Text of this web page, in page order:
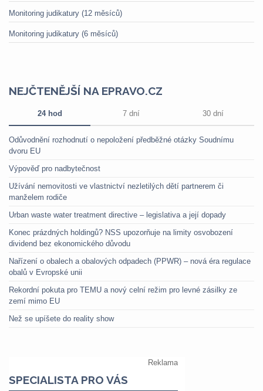
Monitoring judikatury (12 měsíců)
Monitoring judikatury (6 měsíců)
NEJČTENĚJŠÍ NA EPRAVO.CZ
24 hod 7 dní 30 dní
Odůvodnění rozhodnutí o nepoložení předběžné otázky Soudnímu
dvoru EU
Výpověď pro nadbytečnost
Užívání nemovitosti ve vlastnictví nezletilých dětí partnerem či
manželem rodiče
Urban waste water treatment directive – legislativa a její dopady
Konec prázdných holdingů? NSS upozorňuje na limity osvobození
dividend bez ekonomického důvodu
Nařízení o obalech a obalových odpadech (PPWR) – nová éra regulace
obalů v Evropské unii
Rekordní pokuta pro TEMU a nový celní režim pro levné zásilky ze
zemí mimo EU
Než se upíšete do reality show